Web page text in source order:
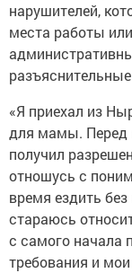
нарушителей,
места работы
«Я приехал из
для мамы. Перед
получил
отношусь с
время ездить
стараюсь
с самого начала
требования и